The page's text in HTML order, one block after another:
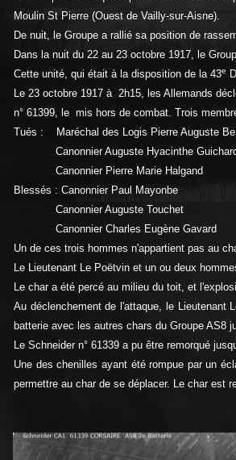
Moulin St Pierre (Ouest de Vailly-sur-Aisne).
De nuit, le Groupe a rallié sa position de
Dans la nuit du 22 au 23 octobre 1917, le
Cette unité, qui était à la disposition de la 43e
Le 23 octobre 1917 à 2h15, les Allemands
n° 61399, le mis hors de combat. Trois
Tués : Maréchal des Logis Pierre Auguste
Canonnier Auguste Hyacinthe
Canonnier Pierre Marie Halgand
Blessés : Canonnier Paul Mayonbe
Canonnier Auguste Touchet
Canonnier Charles Eugène Gavard
Un de ces trois hommes n'appartient pas au
Le Lieutenant Le Poëtvin et un ou deux
Le char a été percé au milieu du toit, et
Au déclenchement de l'attaque, le Lieutenant
batterie avec les autres chars du Groupe AS8
Le Schneider n° 61339 a pu être remorqué
Une des chenilles ayant été rompue par un
permettre au char de se déplacer. Le char est